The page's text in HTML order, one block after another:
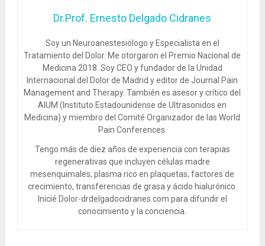
Dr.Prof. Ernesto Delgado Cidranes
Soy un Neuroanestesiólogo y Especialista en el
Tratamiento del Dolor. Me otorgaron el Premio Nacional de
Medicina 2018. Soy CEO y fundador de la Unidad
Internacional del Dolor de Madrid y editor de Journal Pain
Management and Therapy. También es asesor y crítico del
AIUM (Instituto Estadounidense de Ultrasonidos en
Medicina) y miembro del Comité Organizador de las World
Pain Conferences.
Tengo más de diez años de experiencia con terapias
regenerativas que incluyen células madre
mesenquimales, plasma rico en plaquetas, factores de
crecimiento, transferencias de grasa y ácido hialurónico.
Inicié Dolor-drdelgadocidranes.com para difundir el
conocimiento y la conciencia.